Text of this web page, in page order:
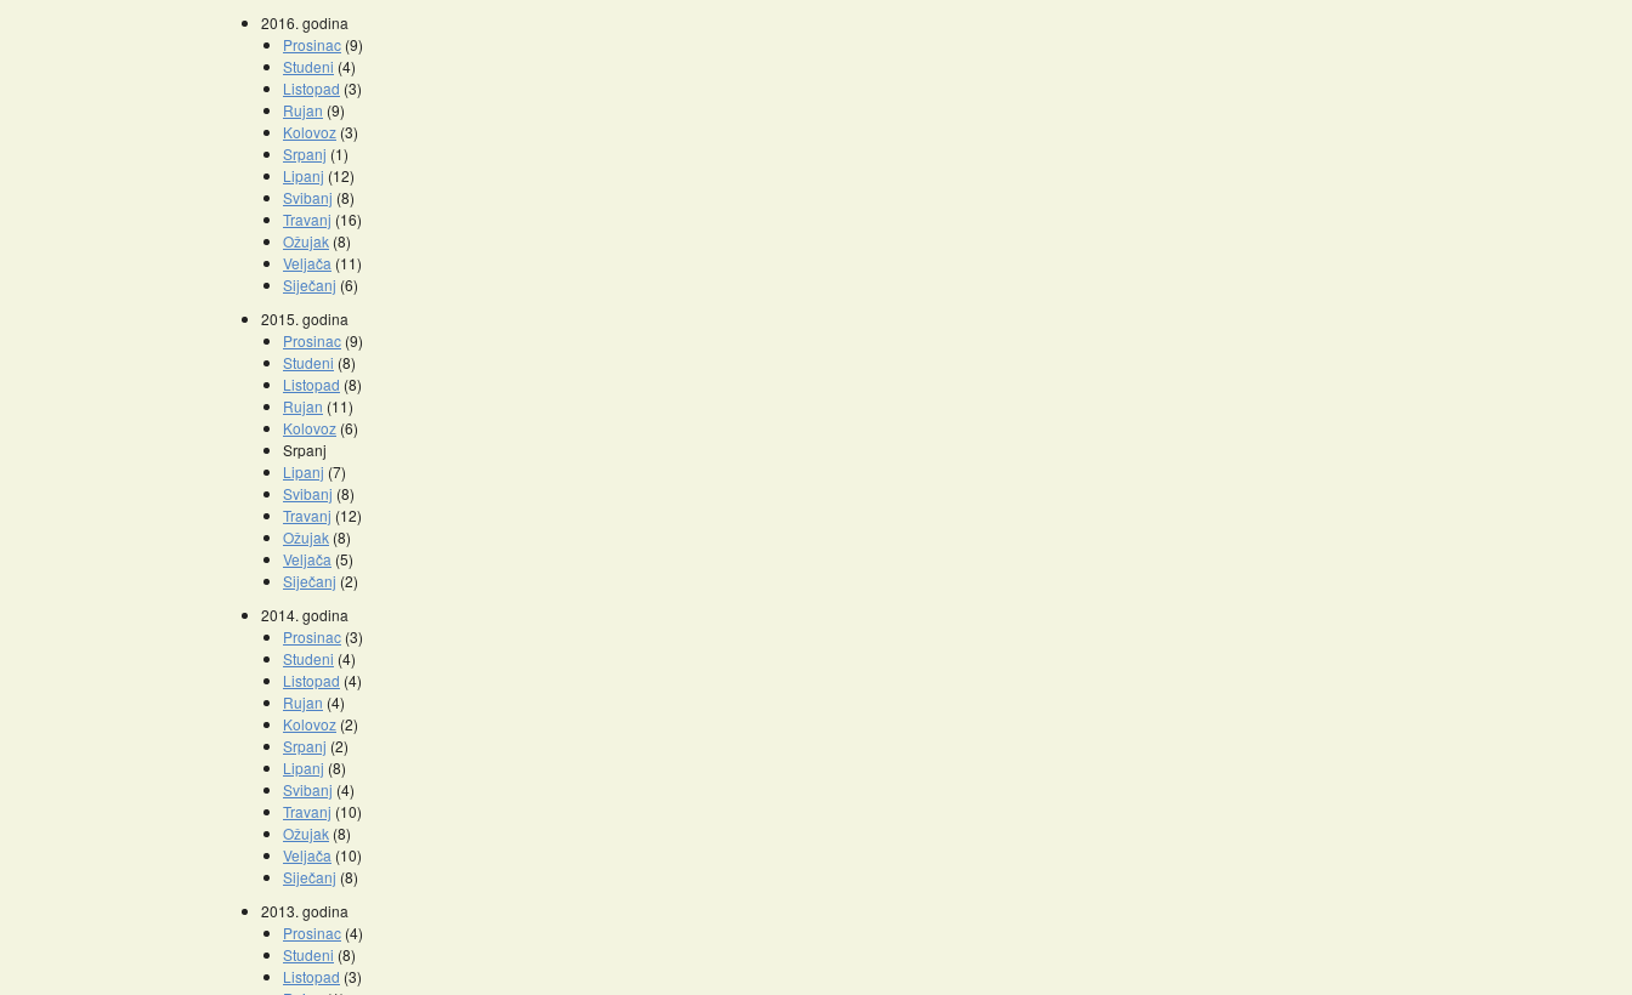
2016. godina
Prosinac (9)
Studeni (4)
Listopad (3)
Rujan (9)
Kolovoz (3)
Srpanj (1)
Lipanj (12)
Svibanj (8)
Travanj (16)
Ožujak (8)
Veljača (11)
Siječanj (6)
2015. godina
Prosinac (9)
Studeni (8)
Listopad (8)
Rujan (11)
Kolovoz (6)
Srpanj
Lipanj (7)
Svibanj (8)
Travanj (12)
Ožujak (8)
Veljača (5)
Siječanj (2)
2014. godina
Prosinac (3)
Studeni (4)
Listopad (4)
Rujan (4)
Kolovoz (2)
Srpanj (2)
Lipanj (8)
Svibanj (4)
Travanj (10)
Ožujak (8)
Veljača (10)
Siječanj (8)
2013. godina
Prosinac (4)
Studeni (8)
Listopad (3)